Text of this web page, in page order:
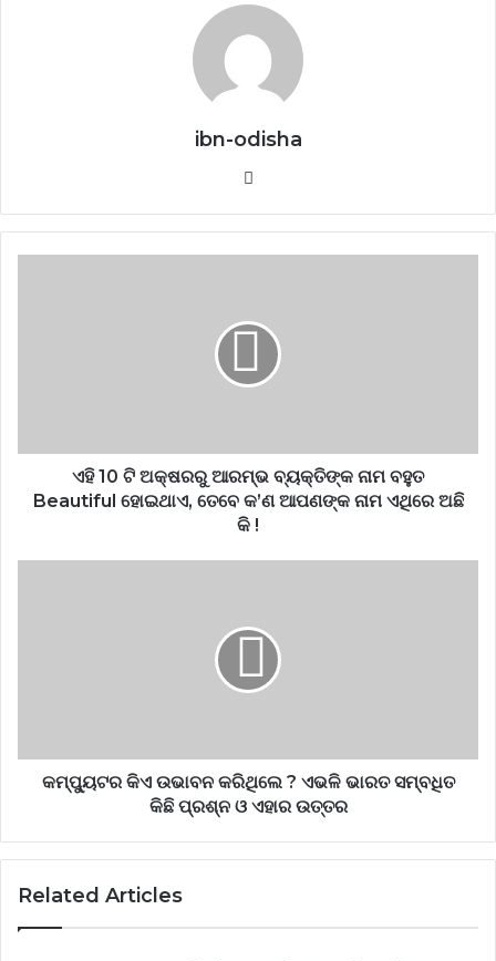
ibn-odisha
Website
ଏହି 10 ଟି ଅକ୍ଷରରୁ ଆରମ୍ଭ ବ୍ୟକ୍ତିଙ୍କ ନାମ ବହୁତ
Beautiful ହୋଇଥାଏ, ତେବେ କ’ଣ ଆପଣଙ୍କ ନାମ ଏଥିରେ ଅଛି
କି !
କମ୍ପ୍ୟୁଟର କିଏ ଉଭାବନ କରିଥିଲେ ? ଏଭଳି ଭାରତ ସମ୍ବଧିତ
କିଛି ପ୍ରଶ୍ନ ଓ ଏହାର ଉତ୍ତର
Related Articles